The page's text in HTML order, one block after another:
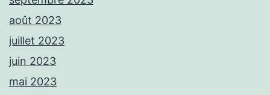
août 2023
juillet 2023
juin 2023
mai 2023